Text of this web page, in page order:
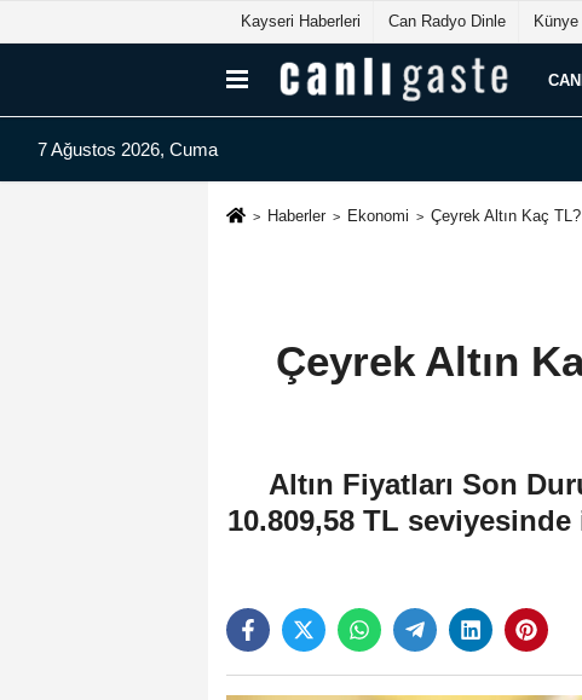
Kayseri Haberleri Can Radyo Dinle Künye
7 Ağustos 2026, Cuma
Haberler Ekonomi Çeyrek Altın Kaç
Çeyrek Altın
Altın Fiyatları Son
10.809,58 TL